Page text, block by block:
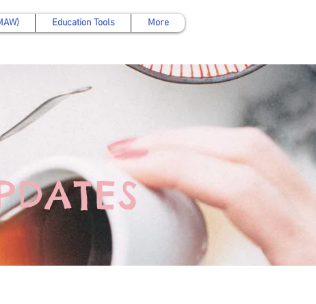
Education Tools More